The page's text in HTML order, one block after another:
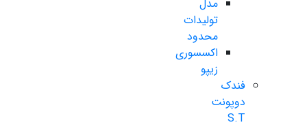
مدل
تولیدات
محدود
اکسسوری
زیپو
فندک
دوپونت
S.T